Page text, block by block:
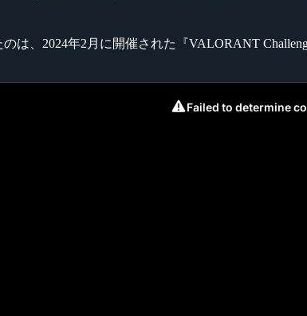
は、2024年2月に開催された『VALORANT